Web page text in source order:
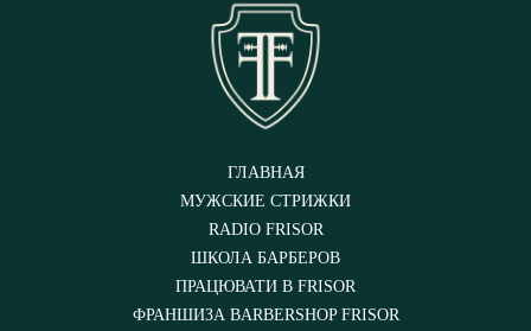
ГЛАВНАЯ
МУЖСКИЕ СТРИЖКИ
RADIO FRISOR
ШКОЛА БАРБЕРОВ
ПРАЦЮВАТИ В FRISOR
ФРАНШИЗА BARBERSHOP FRISOR